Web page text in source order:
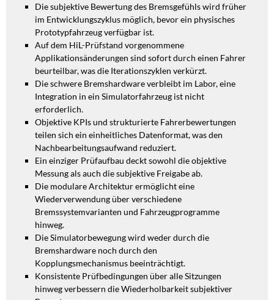
Die subjektive Bewertung des Bremsgefühls wird früher
im Entwicklungszyklus möglich, bevor ein physisches
Prototypfahrzeug verfügbar ist.
Auf dem HiL-Prüfstand vorgenommene
Applikationsänderungen sind sofort durch einen Fahrer
beurteilbar, was die Iterationszyklen verkürzt.
Die schwere Bremshardware verbleibt im Labor, eine
Integration in ein Simulatorfahrzeug ist nicht
erforderlich.
Objektive KPIs und strukturierte Fahrerbewertungen
teilen sich ein einheitliches Datenformat, was den
Nachbearbeitungsaufwand reduziert.
Ein einziger Prüfaufbau deckt sowohl die objektive
Messung als auch die subjektive Freigabe ab.
Die modulare Architektur ermöglicht eine
Wiederverwendung über verschiedene
Bremssystemvarianten und Fahrzeugprogramme
hinweg.
Die Simulatorbewegung wird weder durch die
Bremshardware noch durch den
Kopplungsmechanismus beeinträchtigt.
Konsistente Prüfbedingungen über alle Sitzungen
hinweg verbessern die Wiederholbarkeit subjektiver